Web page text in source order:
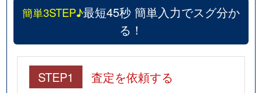
簡単3STEP♪最短45秒 簡単入力でスグ分か
る！
STEP1 査定を依頼する